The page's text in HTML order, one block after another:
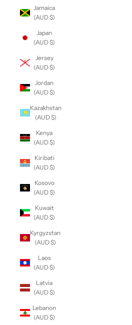
Jamaica
(AUD $)
Japan
(AUD $)
Jersey
(AUD $)
Jordan
(AUD $)
Kazakhstan
(AUD $)
Kenya
(AUD $)
Kiribati
(AUD $)
Kosovo
(AUD $)
Kuwait
(AUD $)
Kyrgyzstan
(AUD $)
Laos
(AUD $)
Latvia
(AUD $)
Lebanon
(AUD $)